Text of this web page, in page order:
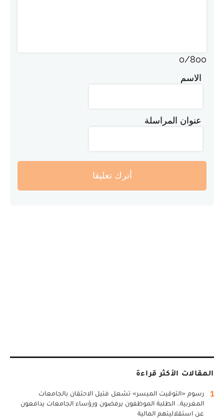
0/800
الاسم
عنوان المراسلة
أترك تعليقا
المقالات الأكثر قراءة
1
رسوم «التوقيت الميسر» تشعل فتيل الاحتقان بالجامعات
المغربية.. الطلبة الموظفون يرفضون ورؤساء الجامعات يدافعون
عن استقلاليتهم المالية